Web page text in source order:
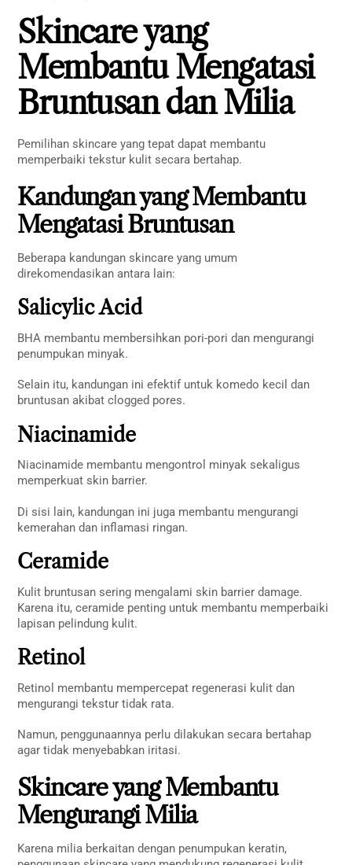
Skincare yang
Membantu Mengatasi
Bruntusan dan Milia
Pemilihan skincare yang tepat dapat membantu
memperbaiki tekstur kulit secara bertahap.
Kandungan yang Membantu
Mengatasi Bruntusan
Beberapa kandungan skincare yang umum
direkomendasikan antara lain:
Salicylic Acid
BHA membantu membersihkan pori-pori dan mengurangi
penumpukan minyak.
Selain itu, kandungan ini efektif untuk komedo kecil dan
bruntusan akibat clogged pores.
Niacinamide
Niacinamide membantu mengontrol minyak sekaligus
memperkuat skin barrier.
Di sisi lain, kandungan ini juga membantu mengurangi
kemerahan dan inflamasi ringan.
Ceramide
Kulit bruntusan sering mengalami skin barrier damage.
Karena itu, ceramide penting untuk membantu memperbaiki
lapisan pelindung kulit.
Retinol
Retinol membantu mempercepat regenerasi kulit dan
mengurangi tekstur tidak rata.
Namun, penggunaannya perlu dilakukan secara bertahap
agar tidak menyebabkan iritasi.
Skincare yang Membantu
Mengurangi Milia
Karena milia berkaitan dengan penumpukan keratin,